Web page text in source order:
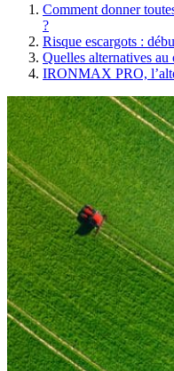
Comment donner
?
Risque escargots :
Quelles alternatives
IRONMAX PRO,